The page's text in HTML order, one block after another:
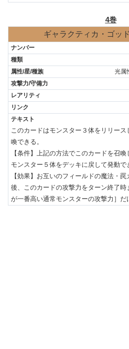
4巻
ギャラクティカ・ゴッ
光属
このカードはモンスター３体をリリー
喚できる。
【条件】上記の方法でこのカードを召
モンスター５体をデッキに戻して発動で
【効果】お互いのフィールドの魔法・
後、このカードの攻撃力をターン終了
が一番高い通常モンスターの攻撃力］だ